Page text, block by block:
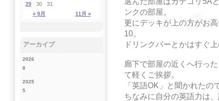
ンクの部屋。
更にデッキが上の方がお
10。
ドリンクバーとかはすぐ
廊下で部屋の近くへ行っ
て軽くご挨拶。
「英語OK」と聞かれたの
ちなみに自分の英語力は
« 9月 11月 »
29
30 31
アーカイブ
2026
8
2025
5